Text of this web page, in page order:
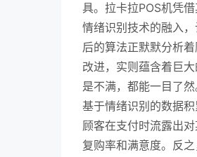
具。拉卡拉POS机凭
情绪识别技术的融入
后的算法正默默分析
改进，实则蕴含着巨
是不满，都能一目了然
基于情绪识别的数据
顾客在支付时流露出
复购率和满意度。反